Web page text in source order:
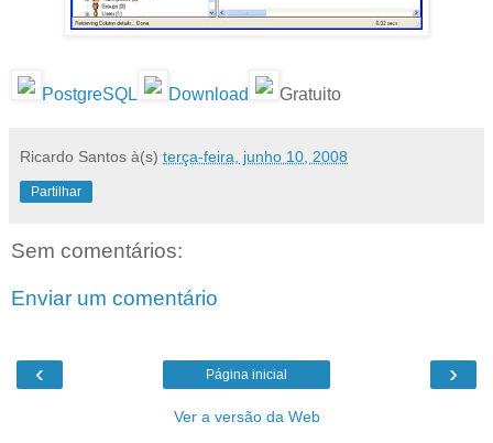
PostgreSQL Download Gratuito
Ricardo Santos à(s) terça-feira, junho 10, 2008
Partilhar
Sem comentários:
Enviar um comentário
‹ ›
Página inicial
Ver a versão da Web